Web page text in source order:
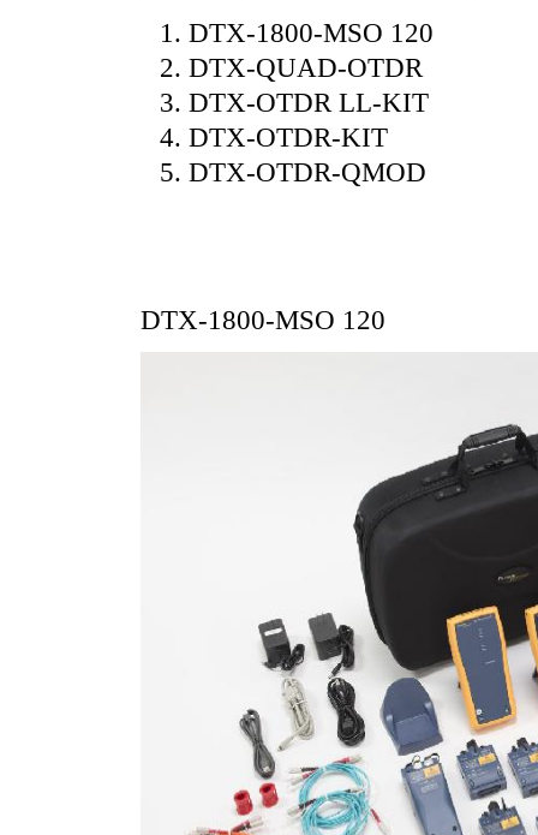
DTX-1800-MSO 120
DTX-QUAD-OTDR
DTX-OTDR LL-KIT
DTX-OTDR-KIT
DTX-OTDR-QMOD
DTX-1800-MSO 120